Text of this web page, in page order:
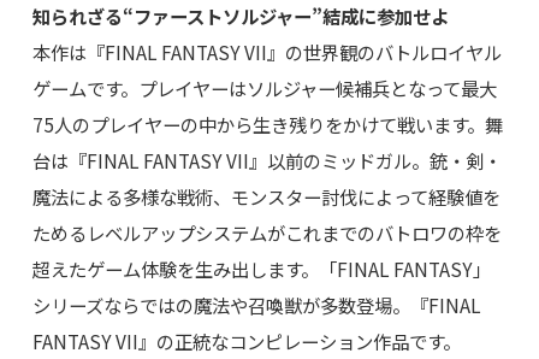
知られざる“ファーストソルジャー”結成に参加せよ
本作は『FINAL FANTASY VII』の世界観のバトルロイヤル
ゲームです。プレイヤーはソルジャー候補兵となって最大
75人のプレイヤーの中から生き残りをかけて戦います。舞
台は『FINAL FANTASY VII』以前のミッドガル。銃・剣・
魔法による多様な戦術、モンスター討伐によって経験値を
ためるレベルアップシステムがこれまでのバトロワの枠を
超えたゲーム体験を生み出します。「FINAL FANTASY」
シリーズならではの魔法や召喚獣が多数登場。『FINAL
FANTASY VII』の正統なコンピレーション作品です。